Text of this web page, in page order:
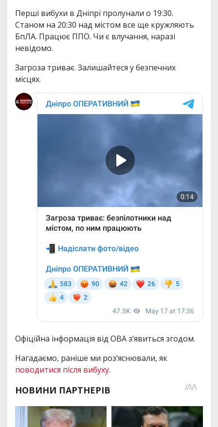
Перші вибухи в Дніпрі пролунали о 19:30.
Станом на 20:30 над містом все ще кружляють
БпЛА. Працює ППО. Чи є влучання, наразі
невідомо.
Загроза триває. Залишайтеся у безпечних
місцях.
Офіційна інформація від ОВА з’явиться згодом.
Нагадаємо, раніше ми роз’яснювали, як
поводитися після вибуху.